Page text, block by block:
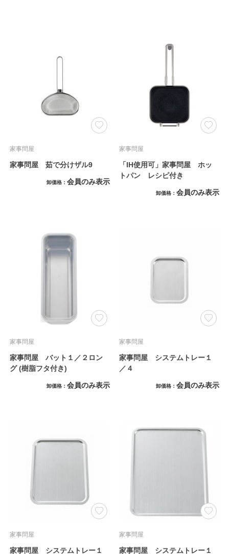
家事問屋
家事問屋 茹で分けザル9
卸価格 会員のみ表示
家事問屋
「IH使用可」家事問屋 ホッ
トパン レシピ付き
卸価格 会員のみ表示
家事問屋
家事問屋 バット１／２ロン
グ (樹脂フタ付き)
卸価格 会員のみ表示
家事問屋
家事問屋 システムトレー１
／４
卸価格 会員のみ表示
家事問屋
家事問屋 システムトレー１
家事問屋
家事問屋 システムトレー１